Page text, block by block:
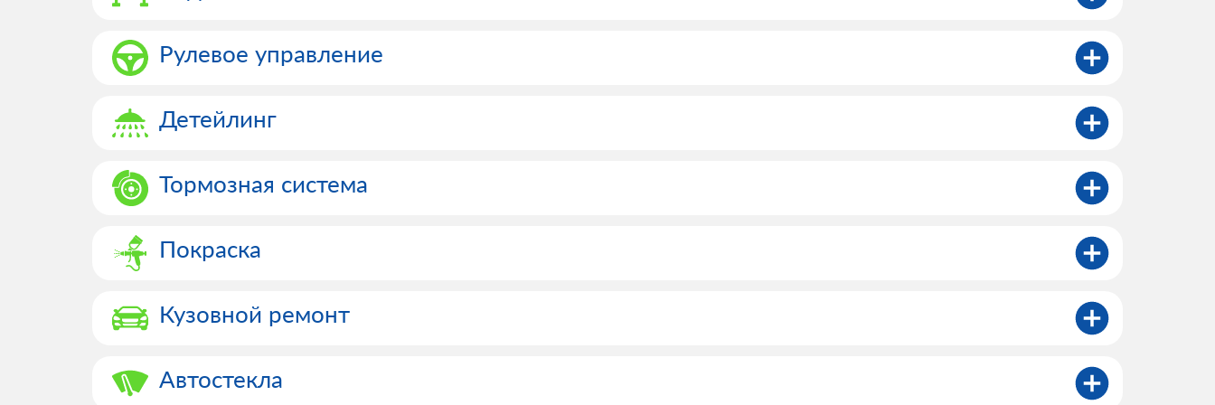
Рулевое управление
Детейлинг
Тормозная система
Покраска
Кузовной ремонт
Автостекла